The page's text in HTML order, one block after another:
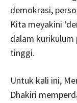
demokrasi,
Kita meyakini
dalam
tinggi.
Untuk kali ini,
Dhakiri